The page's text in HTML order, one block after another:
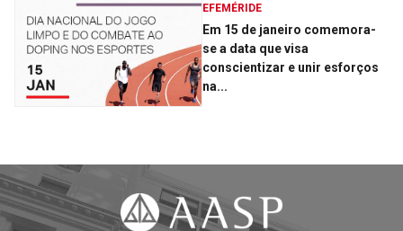
EFEMÉRIDE
Em 15 de janeiro comemora-
se a data que visa
conscientizar e unir esforços
na...